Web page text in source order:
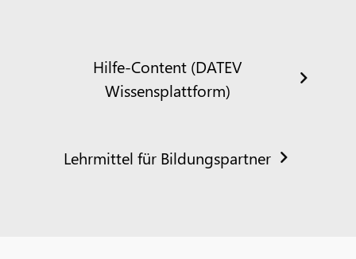
Hilfe-Content (DATEV
Wissensplattform)
Lehrmittel für Bildungspartner